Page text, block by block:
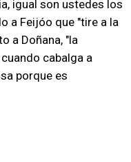
igual son ustedes los
a Feijóo que "tire a la
a Doñana, "la
cabalga a
porque es